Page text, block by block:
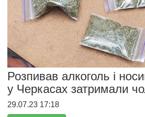
Розпивав алкоголь і
у Черкасах затримали
29.07.23 17:18